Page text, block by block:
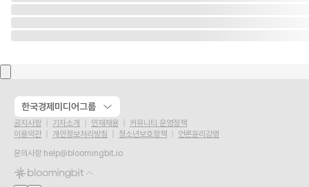
한국경제미디어그룹
공지사항 기자소개 인재채용
커뮤니티 운영정책
이용약관
개인정보처리방침 청소년보호정책
언론윤리강령
문의사항 help@bloomingbit.io